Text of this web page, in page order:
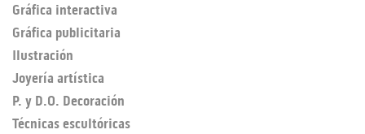
Gráfica interactiva
Gráfica publicitaria
Ilustración
Joyería artística
P. y D.O. Decoración
Técnicas escultóricas